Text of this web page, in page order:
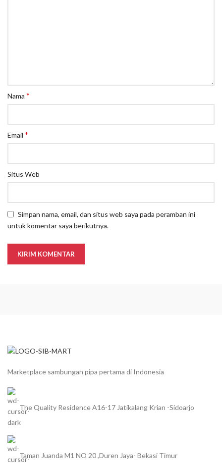
Nama *
Email *
Situs Web
Simpan nama, email, dan situs web saya pada peramban ini
untuk komentar saya berikutnya.
Marketplace sambungan pipa pertama di Indonesia
The Quality Residence A16-17 Jatikalang Krian -Sidoarjo
Taman Juanda M1 NO 20 ,Duren Jaya- Bekasi Timur